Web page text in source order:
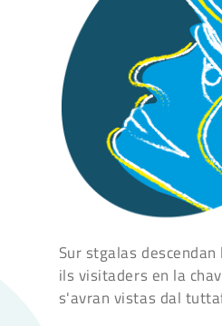
Sur stgalas
ils visitaders en la
s'avran vistas dal